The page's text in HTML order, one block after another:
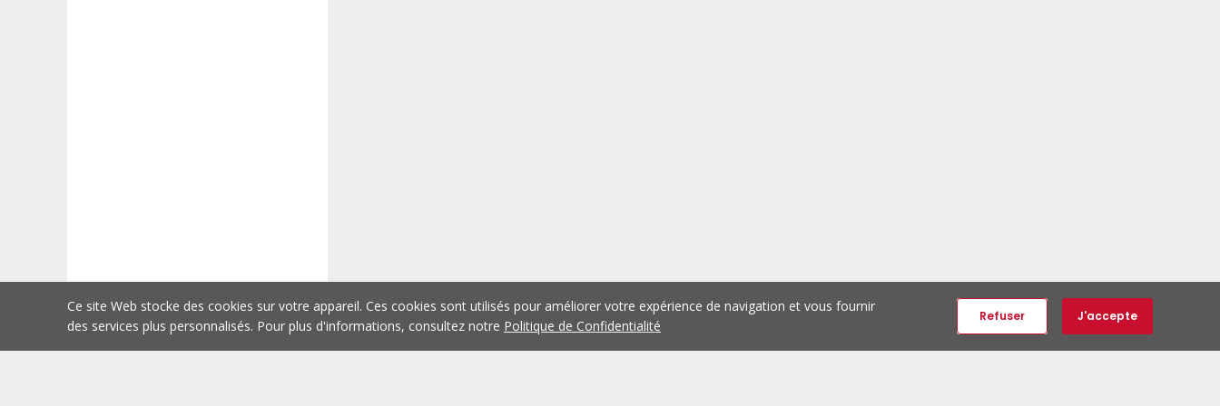
Ce site Web stocke des cookies sur votre appareil. Ces cookies sont utilisés pour améliorer votre expérience de navigation et vous fournir
des services plus personnalisés. Pour plus d'informations, consultez notre Politique de Confidentialité
Refuser J'accepte